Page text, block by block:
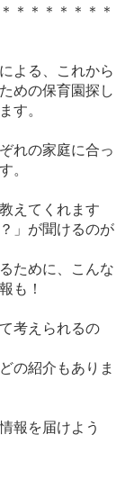
＊＊＊＊＊＊＊
よる、これから
めの保育園探し
す。
れの家庭に合っ
。
えてくれます
」が聞けるのが
ために、こんな
も！
考えられるの
の紹介もありま
報を届けよう